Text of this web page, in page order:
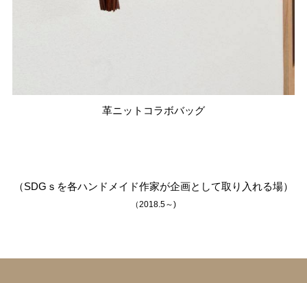
革ニットコラボバッグ
（SDGｓを各ハンドメイド作家が企画として取り入れる場）
（2018.5～)